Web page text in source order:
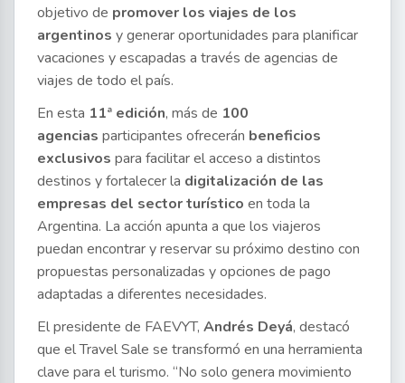
objetivo de promover los viajes de los
argentinos y generar oportunidades para planificar
vacaciones y escapadas a través de agencias de
viajes de todo el país.
En esta 11ª edición, más de 100
agencias participantes ofrecerán beneficios
exclusivos para facilitar el acceso a distintos
destinos y fortalecer la digitalización de las
empresas del sector turístico en toda la
Argentina. La acción apunta a que los viajeros
puedan encontrar y reservar su próximo destino con
propuestas personalizadas y opciones de pago
adaptadas a diferentes necesidades.
El presidente de FAEVYT, Andrés Deyá, destacó
que el Travel Sale se transformó en una herramienta
clave para el turismo. “No solo genera movimiento